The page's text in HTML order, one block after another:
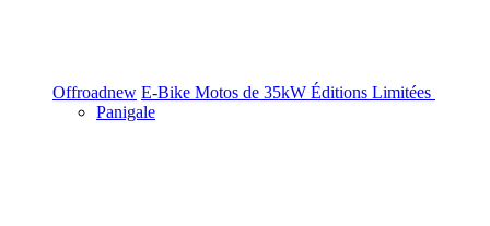
Offroadnew E-Bike Motos de 35kW Éditions Limitées
Panigale